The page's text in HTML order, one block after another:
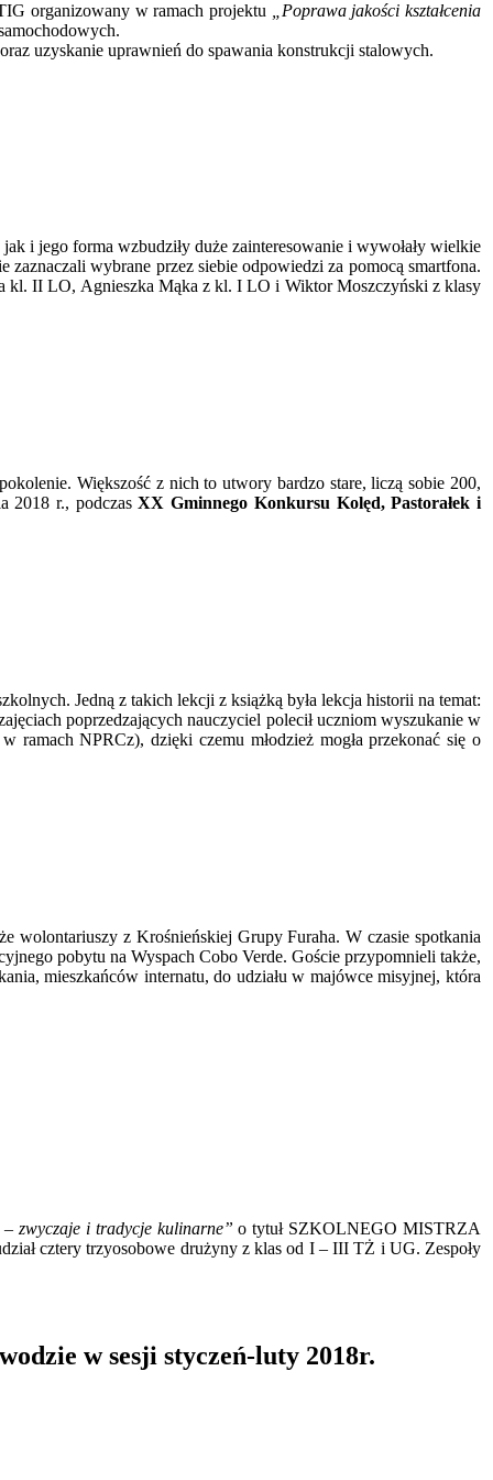
organizowany w ramach projektu „Poprawa jakości kształcenia
uzyskanie uprawnień do spawania konstrukcji stalowych.
i jego forma wzbudziły duże zainteresowanie i wywołały wielkie
wybrane przez siebie odpowiedzi za pomocą smartfona.
kl. II LO, Agnieszka Mąka z kl. I LO i Wiktor Moszczyński z klasy
Większość z nich to utwory bardzo stare, liczą sobie 200,
2018 r., podczasXX Gminnego Konkursu Kolęd, Pastorałek i
Jedną z takich lekcji z książką była lekcja historii na temat:
poprzedzających nauczyciel polecił uczniom wyszukanie w
NPRCz), dzięki czemu młodzież mogła przekonać się o
wolontariuszy z Krośnieńskiej Grupy Furaha. W czasie spotkania
pobytu na Wyspach Cobo Verde. Goście przypomnieli także,
mieszkańców internatu, do udziału w majówce misyjnej, która
– zwyczaje i tradycje kulinarne” o tytuł SZKOLNEGO MISTRZA
cztery trzyosobowe drużyny z klas od I – III TŻ i UG. Zespoły
w sesji styczeń-luty 2018r.